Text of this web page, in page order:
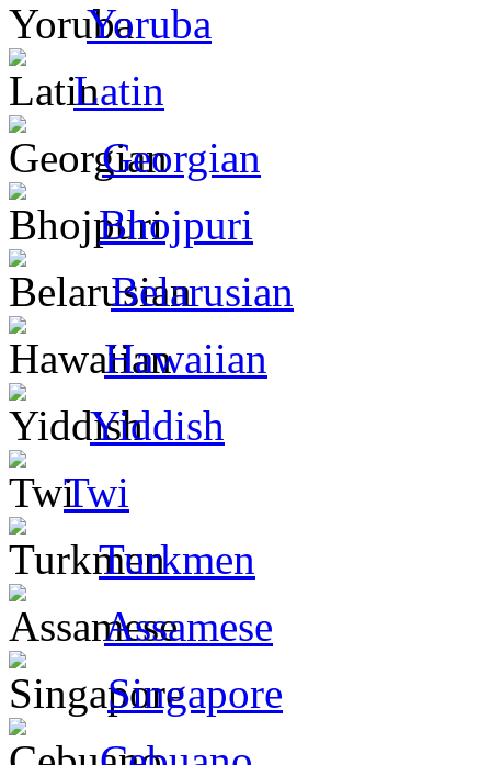
Yoruba
Latin
Georgian
Bhojpuri
Belarusian
Hawaiian
Yiddish
Twi
Turkmen
Assamese
Singapore